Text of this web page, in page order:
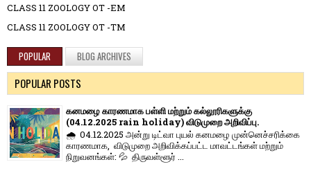
CLASS 11 ZOOLOGY OT -EM
CLASS 11 ZOOLOGY OT -TM
POPULAR BLOG ARCHIVES
POPULAR POSTS
கனமழை காரணமாக பள்ளி மற்றும் கல்லூரிகளுக்கு
(04.12.2025 rain holiday) விடுமுறை அறிவிப்பு.
🌧️ 04.12.2025 அன்று டிட்வா புயல் கனமழை முன்னெச்சரிக்கை
காரணமாக, விடுமுறை அறிவிக்கப்பட்ட மாவட்டங்கள் மற்றும்
நிறுவனங்கள்: 💦 திருவள்ளூர் ...